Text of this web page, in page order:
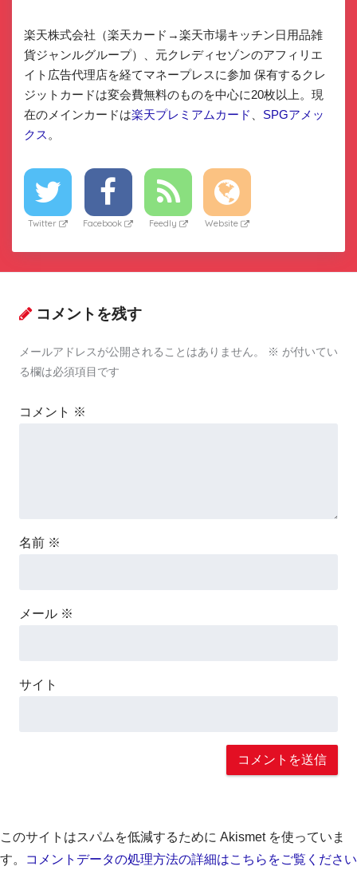
楽天株式会社（楽天カード→楽天市場キッチン日用品雑
貨ジャンルグループ）、元クレディセゾンのアフィリエ
イト広告代理店を経てマネープレスに参加 保有するクレ
ジットカードは変会費無料のものを中心に20枚以上。現
在のメインカードは楽天プレミアムカード
SPGアメッ
クス 。
Twitter Facebook Feedly Website
コメントを残す
メールアドレスが公開されることはありません。 ※ が付いてい
る欄は必須項目です
コメント ※
名前 ※
メール ※
サイト
このサイトはスパムを低減するために Akismet を使っていま
す。
コメントデータの処理方法の詳細はこちらをご覧ください